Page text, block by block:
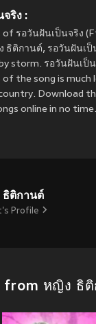
ริง :
รอวันฝันเป็นจริง
ธิติกานต์, รอวันฝันเป็
storm. รอวันฝันเป็
the song is much
Download
online in no time.
ติกานต์
Profile
from หญิง ธิ